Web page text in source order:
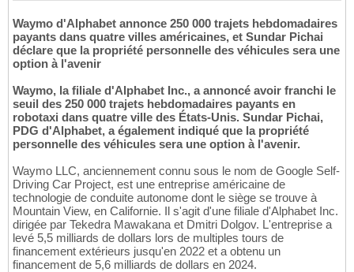
Waymo d'Alphabet annonce 250 000 trajets hebdomadaires
payants dans quatre villes américaines, et Sundar Pichai
déclare que la propriété personnelle des véhicules sera une
option à l'avenir
Waymo, la filiale d'Alphabet Inc., a annoncé avoir franchi le
seuil des 250 000 trajets hebdomadaires payants en
robotaxi dans quatre ville des États-Unis. Sundar Pichai,
PDG d'Alphabet, a également indiqué que la propriété
personnelle des véhicules sera une option à l'avenir.
Waymo LLC, anciennement connu sous le nom de Google Self-
Driving Car Project, est une entreprise américaine de
technologie de conduite autonome dont le siège se trouve à
Mountain View, en Californie. Il s'agit d'une filiale d'Alphabet Inc.
dirigée par Tekedra Mawakana et Dmitri Dolgov. L'entreprise a
levé 5,5 milliards de dollars lors de multiples tours de
financement extérieurs jusqu'en 2022 et a obtenu un
financement de 5,6 milliards de dollars en 2024.